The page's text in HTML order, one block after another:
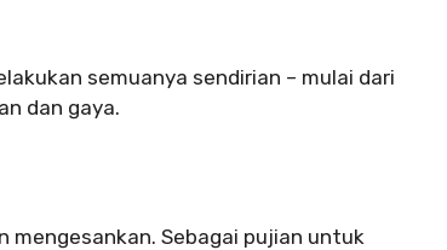
semuanya sendirian – mulai dari
dan gaya.
mengesankan. Sebagai pujian untuk